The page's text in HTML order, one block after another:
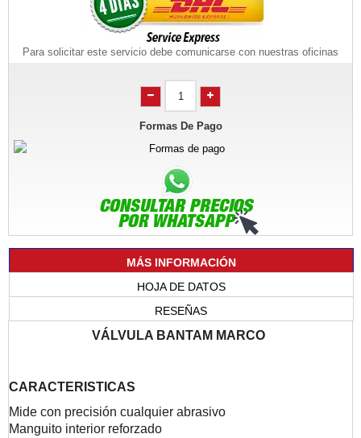
Para solicitar este servicio debe comunicarse con nuestras oficinas
Formas De Pago
MÁS INFORMACIÓN
HOJA DE DATOS
RESEÑAS
VÁLVULA BANTAM MARCO
CARACTERISTICAS
Mide con precisión cualquier abrasivo
Manguito interior reforzado